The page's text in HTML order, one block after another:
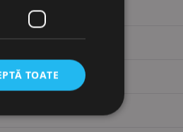
16488 mm
4891 mm
TOATE